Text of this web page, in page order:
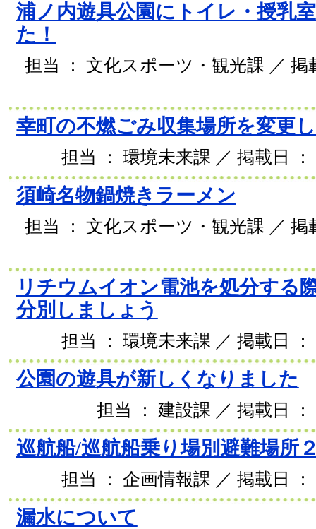
浦ノ内遊具公園にトイレ・授乳
た！
担当 ： 文化スポーツ・観光課 ／ 掲
幸町の不燃ごみ収集場所を変更
担当 ： 環境未来課 ／ 掲載日 ：
須崎名物鍋焼きラーメン
担当 ： 文化スポーツ・観光課 ／ 掲
リチウムイオン電池を処分する
分別しましょう
担当 ： 環境未来課 ／ 掲載日 ：
公園の遊具が新しくなりました
担当 ： 建設課 ／ 掲載日
巡航船/巡航船乗り場別避難場所
担当 ： 企画情報課 ／ 掲載日 ：
漏水について